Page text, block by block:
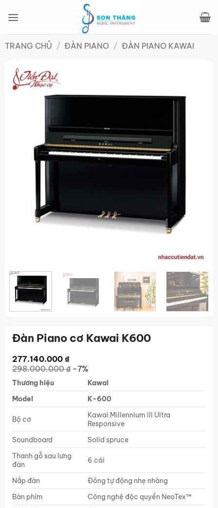
qua
dung
TRANG CHỦ / ĐÀN PIANO / ĐÀN PIANO KAWAI
Đàn Piano cơ Kawai K600
277.140.000 ₫
298.000.000₫ -7%
Thương hiệu
Kawai
Model
K-600
Bộ cơ
Kawai Millennium III Ultra
Responsive
Soundboard
Solid spruce
Thanh gỗ sau lưng
đàn
6 cái
Nắp đàn
Đóng tự động nhẹ nhàng
Bàn phím
Công nghệ độc quyền NeoTex™